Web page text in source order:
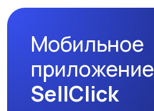
Мобильное
приложение
SellClick